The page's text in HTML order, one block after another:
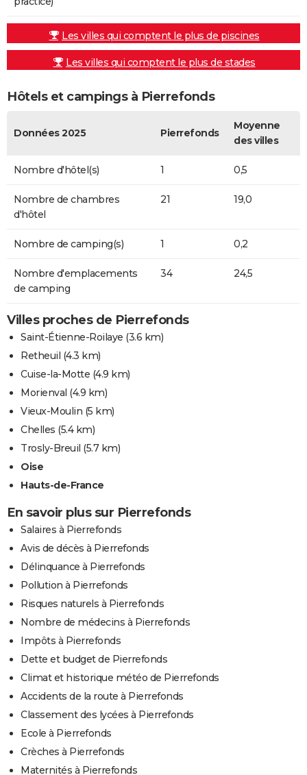
Les villes qui comptent le plus de piscines
Les villes qui comptent le plus de stades
Hôtels et campings à Pierrefonds
Données 2025 Pierrefonds
Moyenne
des villes
Nombre d'hôtel(s) 1 0,5
Nombre de chambres
d'hôtel
21 19,0
Nombre de camping(s) 1 0,2
Nombre d'emplacements
de camping
34 24,5
Villes proches de Pierrefonds
Saint-Étienne-Roilaye (3.6 km)
Retheuil (4.3 km)
Cuise-la-Motte (4.9 km)
Morienval (4.9 km)
Vieux-Moulin (5 km)
Chelles (5.4 km)
Trosly-Breuil (5.7 km)
Oise
Hauts-de-France
En savoir plus sur Pierrefonds
Salaires à Pierrefonds
Avis de décès à Pierrefonds
Délinquance à Pierrefonds
Pollution à Pierrefonds
Risques naturels à Pierrefonds
Nombre de médecins à Pierrefonds
Impôts à Pierrefonds
Dette et budget de Pierrefonds
Climat et historique météo de Pierrefonds
Accidents de la route à Pierrefonds
Classement des lycées à Pierrefonds
Ecole à Pierrefonds
Crèches à Pierrefonds
Maternités à Pierrefonds